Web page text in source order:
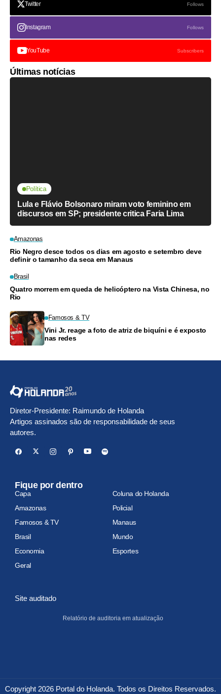
Twitter Follows
Instagram Follows
YouTube Subscribers
Últimas notícias
Política
Lula e Flávio Bolsonaro miram voto feminino em
discursos em SP; presidente critica Faria Lima
Amazonas
Rio Negro desce todos os dias em agosto e setembro deve
definir o tamanho da seca em Manaus
Brasil
Quatro morrem em queda de helicóptero na Vista Chinesa, no
Rio
Famosos & TV
Vini Jr. reage a foto de atriz de biquíni e é exposto
nas redes
Diretor-Presidente: Raimundo de Holanda
Artigos assinados são de responsabilidade de seus
autores.
Fique por dentro
Capa
Coluna do Holanda
Amazonas
Policial
Famosos & TV
Manaus
Brasil
Mundo
Economia
Esportes
Geral
Site auditado
Relatório de auditoria em atualização
Copyright 2026 Portal do Holanda. Todos os Direitos Reservados.